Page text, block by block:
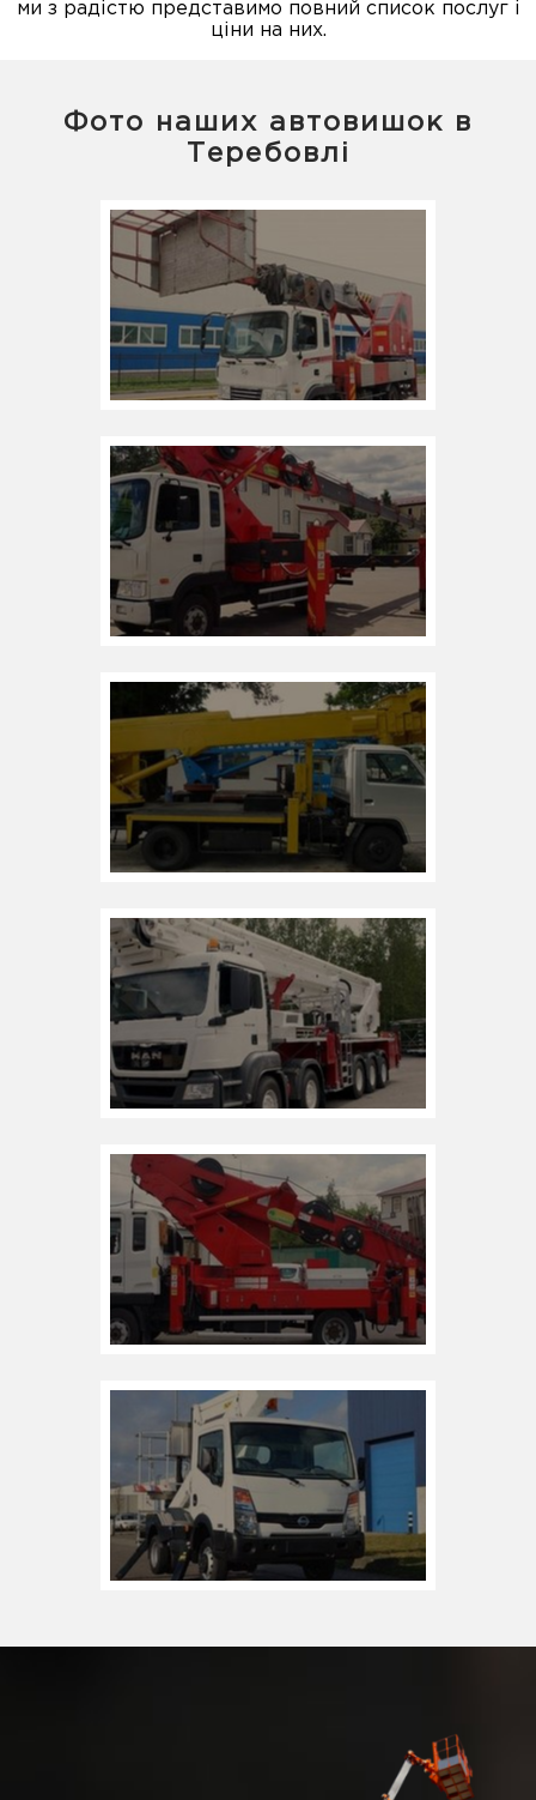
ми з радістю представимо повний список послуг і
ціни на них.
Фото наших автовишок в
Теребовлі